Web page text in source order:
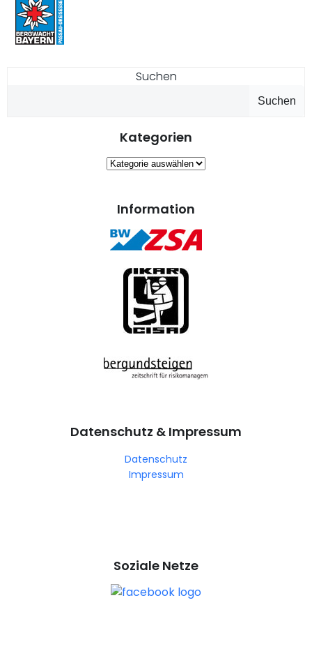
Suchen
Suchen
Kategorien
Kategorien
Information
Datenschutz & Impressum
Datenschutz
Impressum
Soziale Netze